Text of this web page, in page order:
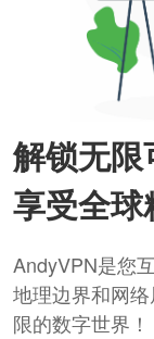
解锁无限
享受全球
AndyVPN是您
地理边界和网
限的数字世界！